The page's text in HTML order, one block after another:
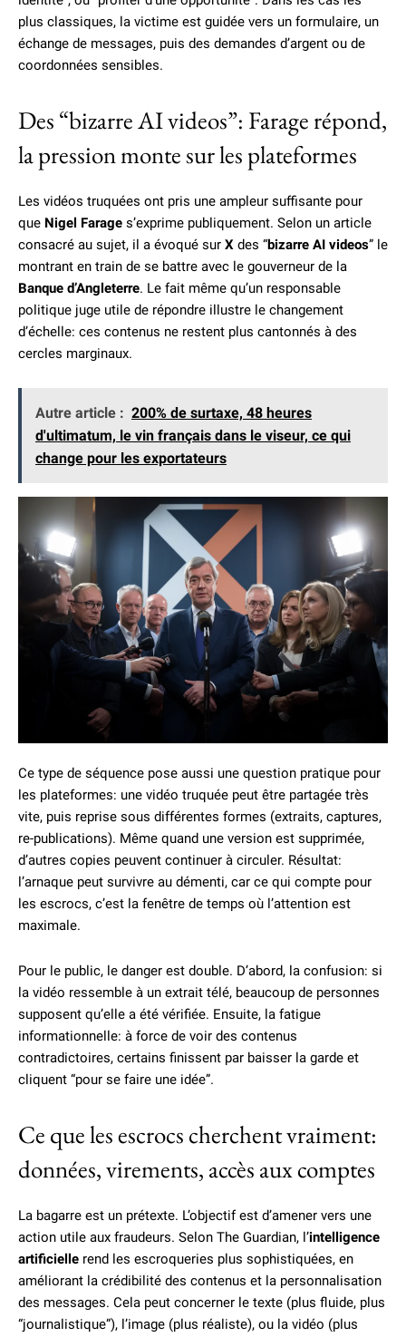
plus classiques, la victime est guidée vers un formulaire, un
échange de messages, puis des demandes d’argent ou de
coordonnées sensibles.
Des “bizarre AI videos”: Farage répond,
la pression monte sur les plateformes
Les vidéos truquées ont pris une ampleur suffisante pour
que Nigel Farage s’exprime publiquement. Selon un article
consacré au sujet, il a évoqué sur X des “bizarre AI videos” le
montrant en train de se battre avec le gouverneur de la
Banque d’Angleterre. Le fait même qu’un responsable
politique juge utile de répondre illustre le changement
d’échelle: ces contenus ne restent plus cantonnés à des
cercles marginaux.
Autre article : 200% de surtaxe, 48 heures
d'ultimatum, le vin français dans le viseur, ce qui
change pour les exportateurs
Ce type de séquence pose aussi une question pratique pour
les plateformes: une vidéo truquée peut être partagée très
vite, puis reprise sous différentes formes (extraits, captures,
re-publications). Même quand une version est supprimée,
d’autres copies peuvent continuer à circuler. Résultat:
l’arnaque peut survivre au démenti, car ce qui compte pour
les escrocs, c’est la fenêtre de temps où l’attention est
maximale.
Pour le public, le danger est double. D’abord, la confusion: si
la vidéo ressemble à un extrait télé, beaucoup de personnes
supposent qu’elle a été vérifiée. Ensuite, la fatigue
informationnelle: à force de voir des contenus
contradictoires, certains finissent par baisser la garde et
cliquent “pour se faire une idée”.
Ce que les escrocs cherchent vraiment:
données, virements, accès aux comptes
La bagarre est un prétexte. L’objectif est d’amener vers une
action utile aux fraudeurs. Selon The Guardian, l’intelligence
artificielle rend les escroqueries plus sophistiquées, en
améliorant la crédibilité des contenus et la personnalisation
des messages. Cela peut concerner le texte (plus fluide, plus
“journalistique”), l’image (plus réaliste), ou la vidéo (plus